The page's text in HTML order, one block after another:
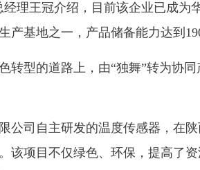
理王冠介绍，目前该企业已成为
产基地之一，产品储备能力达到
型的道路上，由“独舞”转为协同
司自主研发的温度传感器，在陕
该项目不仅绿色、环保，提高了